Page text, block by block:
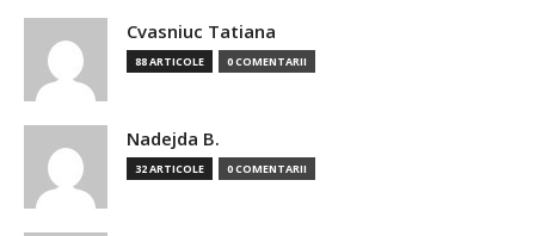
Cvasniuc Tatiana
88 ARTICOLE 0 COMENTARII
Nadejda B.
32 ARTICOLE 0 COMENTARII